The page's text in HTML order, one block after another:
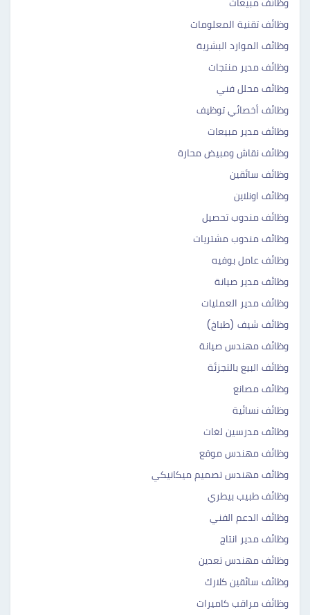
وظائف مبيعات
وظائف تقنية المعلومات
وظائف الموارد البشرية
وظائف مدير منتجات
وظائف محلل فني
وظائف أخصائي توظيف
وظائف مدير مبيعات
وظائف نقاش ومبيض محارة
وظائف سائقين
وظائف اونلاين
وظائف مندوب تحصيل
وظائف مندوب مشتريات
وظائف عامل بوفيه
وظائف مدير صيانة
وظائف مدير العمليات
وظائف شيف (طباخ)
وظائف مهندس صيانة
وظائف البيع بالتجزئة
وظائف مصانع
وظائف نسائية
وظائف مدرسين لغات
وظائف مهندس موقع
وظائف مهندس تصميم ميكانيكي
وظائف طبيب بيطري
وظائف الدعم الفني
وظائف مدير انتاج
وظائف مهندس تعدين
وظائف سائقين كلارك
وظائف مراقب كاميرات